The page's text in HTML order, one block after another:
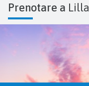
Prenotare a Lilla